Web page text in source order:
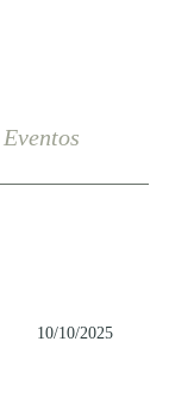
Eventos
10/10/2025